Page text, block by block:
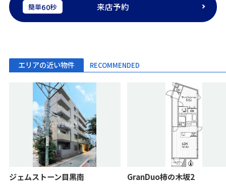
簡単60秒 来店予約
エリアの近い物件 RECOMMENDED
ジェムストーン目黒南 GranDuo柿の木坂2